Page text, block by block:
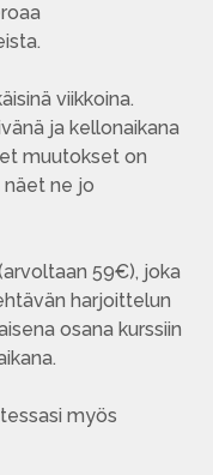
viikkoina.
ja kellonaikana
muutokset on
näet ne jo
59€), joka
harjoittelun
osana kurssiin
myös